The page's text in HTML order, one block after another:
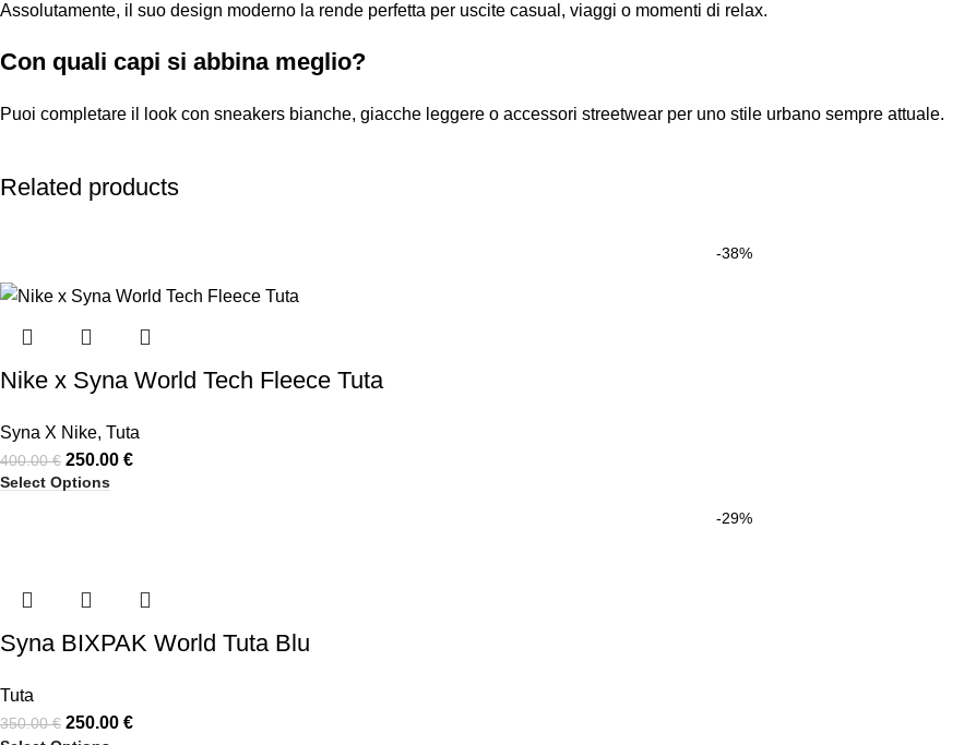
Assolutamente, il suo design moderno la rende perfetta per uscite casual, viaggi o momenti di relax.
Con quali capi si abbina meglio?
Puoi completare il look con sneakers bianche, giacche leggere o accessori streetwear per uno stile urbano sempre attuale.
Related products
-38%
Nike x Syna World Tech Fleece Tuta
Syna X Nike, Tuta
400.00€ 250.00 €
Select Options
-29%
Syna BIXPAK World Tuta Blu
Tuta
350.00€ 250.00 €